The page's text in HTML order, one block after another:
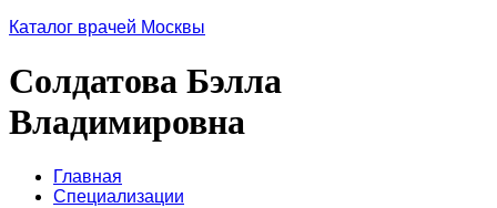
Каталог врачей Москвы
Солдатова Бэлла
Владимировна
Главная
Специализации